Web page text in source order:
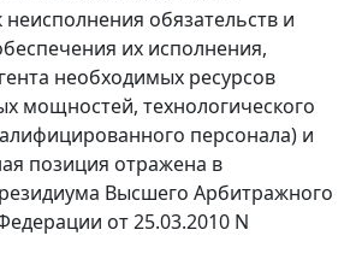
неисполнения обязательств и
их исполнения,
необходимых ресурсов
мощностей, технологического
персонала) и
позиция отражена в
Высшего Арбитражного
от 25.03.2010 N